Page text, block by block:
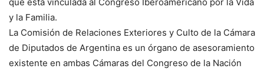
y la Familia.
La Comisión de Relaciones Exteriores y Culto de la Cámara
de Diputados de Argentina es un órgano de asesoramiento
existente en ambas Cámaras del Congreso de la Nación